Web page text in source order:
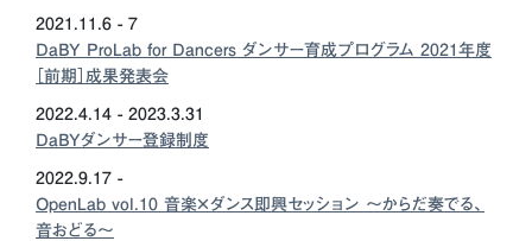
2021.11.6 - 7
DaBY ProLab for Dancers ダンサー育成プログラム 2021年度
［前期］成果発表会
2022.4.14 - 2023.3.31
DaBYダンサー登録制度
2022.9.17 -
OpenLab vol.10 音楽×ダンス即興セッション 〜からだ奏でる、
音おどる〜